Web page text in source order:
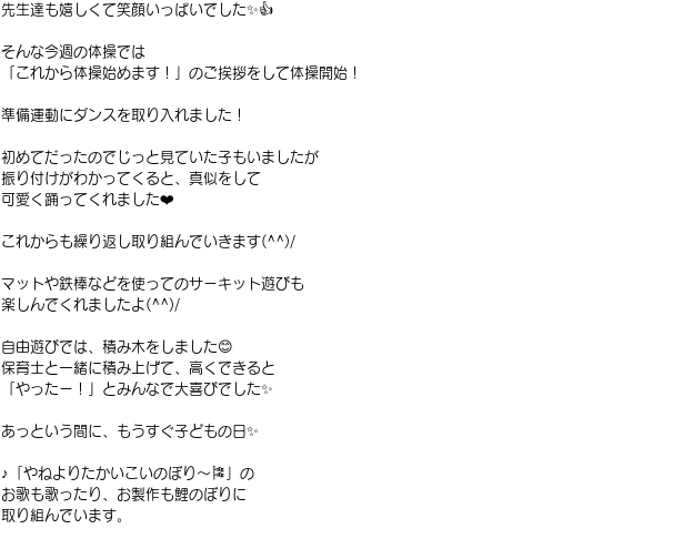
先生達も嬉しくて笑顔いっぱいでした✨👍
そんな今週の体操では
「これから体操始めます！」のご挨拶をして体操開始！
準備運動にダンスを取り入れました！
初めてだったのでじっと見ていた子もいましたが
振り付けがわかってくると、真似をして
可愛く踊ってくれました❤️
これからも繰り返し取り組んでいきます(^^)/
マットや鉄棒などを使ってのサーキット遊びも
楽しんでくれましたよ(^^)/
自由遊びでは、積み木をしました😊
保育士と一緒に積み上げて、高くできると
「やったー！」とみんなで大喜びでした✨
あっという間に、もうすぐ子どもの日✨
♪「やねよりたかいこいのぼり〜🎏」の
お歌も歌ったり、お製作も鯉のぼりに
取り組んでいます。